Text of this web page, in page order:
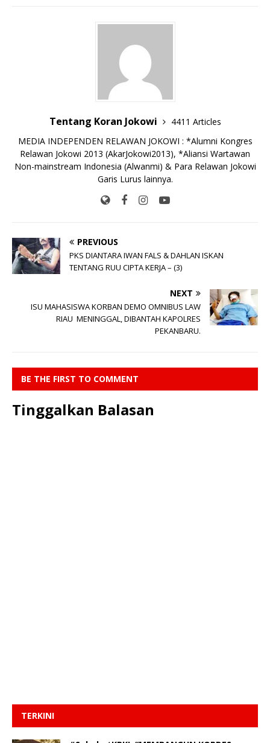
A Li
n
o
Tentang Koran Jokowi
4411 Articles
MEDIA INDEPENDEN RELAWAN JOKOWI : *Alumni Kongres
Relawan Jokowi 2013 (AkarJokowi2013), *Aliansi Wartawan
Non-mainstream Indonesia (Alwanmi) & Para Relawan Jokowi
Garis Lurus lainnya.
PREVIOUS
PKS DIANTARA IWAN FALS & DAHLAN ISKAN
TENTANG RUU CIPTA KERJA – (3)
NEXT
ISU MAHASISWA KORBAN DEMO OMNIBUS LAW
RIAU MENINGGAL, DIBANTAH KAPOLRES
PEKANBARU.
BE THE FIRST TO COMMENT
Tinggalkan Balasan
TERKINI